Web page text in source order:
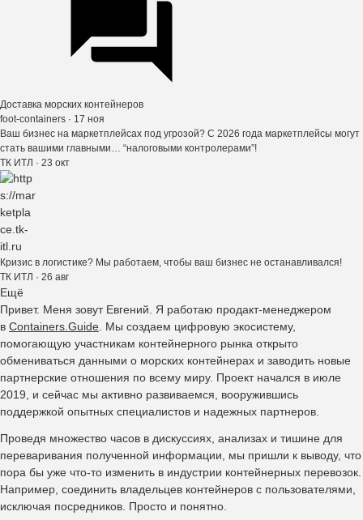
Доставка морских контейнеров
foot-containers · 17 ноя
Ваш бизнес на маркетплейсах под угрозой? С 2026 года маркетплейсы могут
стать вашими главными… “налоговыми контролерами”!
ТК ИТЛ · 23 окт
Кризис в логистике? Мы работаем, чтобы ваш бизнес не останавливался!
ТК ИТЛ · 26 авг
Ещё
Привет. Меня зовут Евгений. Я работаю продакт-менеджером
в Containers.Guide . Мы создаем цифровую экосистему,
помогающую участникам контейнерного рынка открыто
обмениваться данными о морских контейнерах и заводить новые
партнерские отношения по всему миру. Проект начался в июле
2019, и сейчас мы активно развиваемся, вооружившись
поддержкой опытных специалистов и надежных партнеров.
Проведя множество часов в дискуссиях, анализах и тишине для
переваривания полученной информации, мы пришли к выводу, что
пора бы уже что-то изменить в индустрии контейнерных перевозок.
Например, соединить владельцев контейнеров с пользователями,
исключая посредников. Просто и понятно.